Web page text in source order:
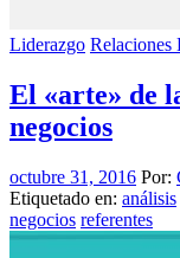
Liderazgo Relaciones
El «arte» de
negocios
octubre 31, 2016 Por:
Etiquetado en: análisis
negocios referentes